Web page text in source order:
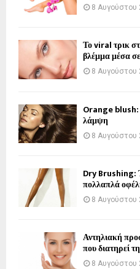
8 Αυγούστου
Το viral τρικ
βλέμμα μέσα
8 Αυγούστου
Orange
λάμψη
8 Αυγούστου
Dry Brushing:
πολλαπλά
8 Αυγούστου
Αντηλιακή
που διατηρεί
8 Αυγούστου